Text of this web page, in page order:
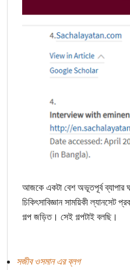
আজকে একটা বেশ অভূতপূর্ব ব্যাপার
চিকিৎসাবিজ্ঞান সাময়িকী ল্যানসেট
গল্প জড়িত। সেই গল্পটাই বলছি।
সজীব ওসমান এর ব্লগ